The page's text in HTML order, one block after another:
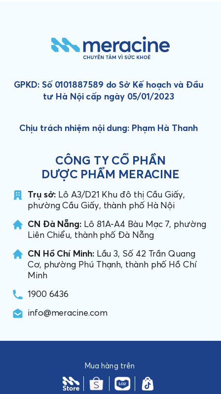
GPKD: Số 0101887589 do Sở Kế hoạch và Đầu
tư Hà Nội cấp ngày 05/01/2023
Chịu trách nhiệm nội dung: Phạm Hà Thanh
CÔNG TY CỔ PHẦN
DƯỢC PHẨM MERACINE
Trụ sở: Lô A3/D21 Khu đô thị Cầu Giấy,
phường Cầu Giấy, thành phố Hà Nội
CN Đà Nẵng: Lô 81A-A4 Bàu Mạc 7, phường
Liên Chiểu, thành phố Đà Nẵng
CN Hồ Chí Minh:Lầu 3, Số 42 Trần Quang
Cơ, phường Phú Thạnh, thành phố Hồ Chí
Minh
1900 6436
info@meracine.com
Mua hàng trên